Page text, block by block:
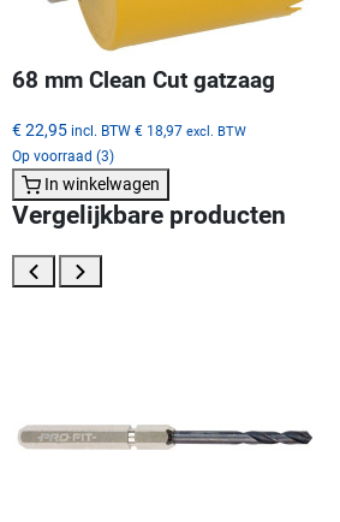
68 mm Clean Cut gatzaag
€ 22,95 incl. BTW € 18,97 excl. BTW
Op voorraad (3)
In winkelwagen
Vergelijkbare producten